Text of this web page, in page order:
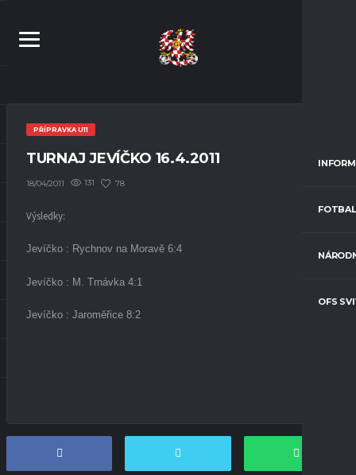
OFS
PŘÍPRAVKA U11
TURNAJ JEVÍČKO 16.4.2011
18/04/2011 131 78
Výsledky:
Jevíčko : Rychnov na Moravě 6:4
Jevíčko : M. Trnávka 4:1
Jevíčko : Jaroměřice 8:2